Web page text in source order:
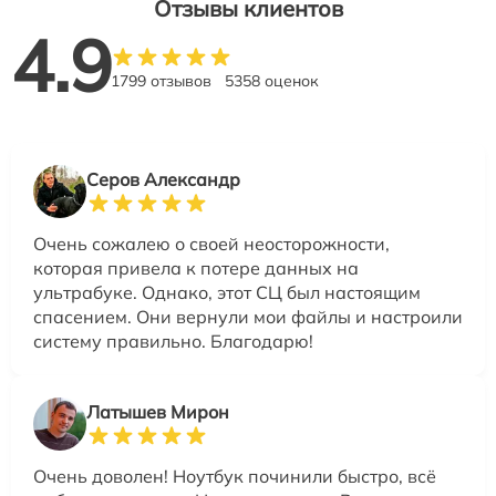
Отзывы клиентов
4.91799 отзывов 5358 оценок
Серов Александр
Очень сожалею о своей неосторожности,
которая привела к потере данных на
ультрабуке. Однако, этот СЦ был настоящим
спасением. Они вернули мои файлы и настроили
систему правильно. Благодарю!
Латышев Мирон
Очень доволен! Ноутбук починили быстро, всё